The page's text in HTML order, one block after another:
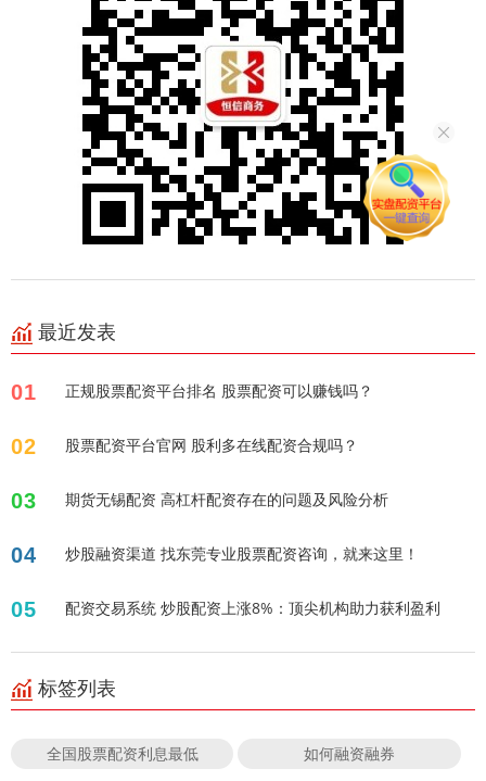
最近发表
01 正规股票配资平台排名 股票配资可以赚钱吗？
02 股票配资平台官网 股利多在线配资合规吗？
03 期货无锡配资 高杠杆配资存在的问题及风险分析
04 炒股融资渠道 找东莞专业股票配资咨询，就来这里！
05 配资交易系统 炒股配资上涨8%：顶尖机构助力获利盈利
标签列表
全国股票配资利息最低 如何融资融券